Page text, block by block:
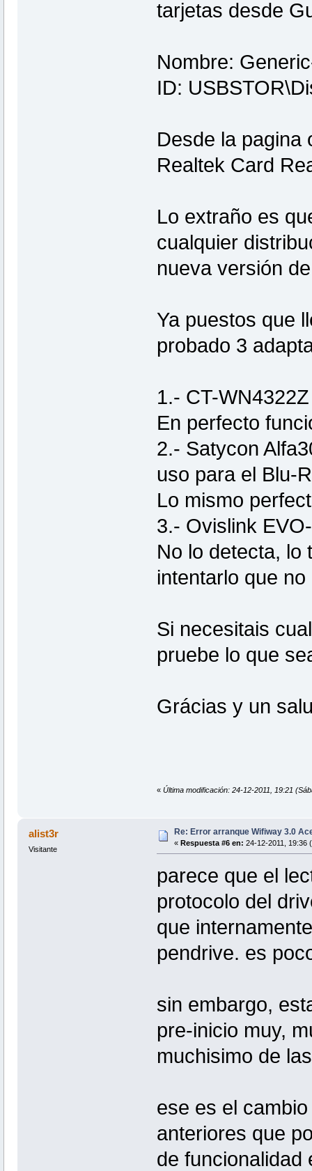
tarjetas desde
Nombre:
ID:
Desde la pagina
Realtek Card
Lo extraño es
cualquier
nueva versión
Ya puestos que
probado 3
1.- CT-
En perfecto
2.- Satycon
uso para el Blu-
Lo mismo
3.- Ovislink
No lo detecta, lo
intentarlo que no
Si necesitais
pruebe lo que
Grácias y un
« Última modificación: 24-12-2011, 19:21
alist3r
Visitante
Re: Error arranque Wifiway 3.0
« Respuesta #6 en: 24-12-2011, 19:36
parece que el
protocolo del
que
pendrive. es
sin embargo,
pre-inicio muy,
muchisimo de
ese es el
anteriores que
de funcionalidad